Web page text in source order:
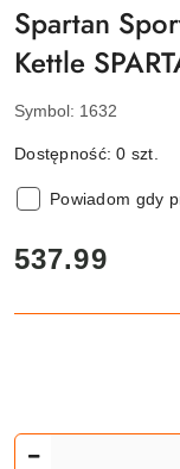
Spartan
Kettle
Symbol: 1632
Dostępność:0 szt.
Powiadom gdy
cena:
537.99